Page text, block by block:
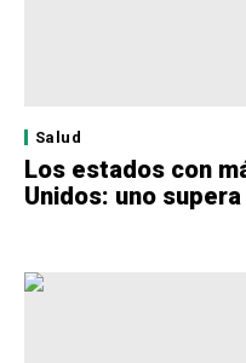
Salud
Los estados con
Unidos: uno supera